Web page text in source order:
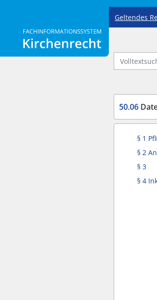
Logo Fachinformationssystem
Geltendes
50.06
§ 1
§ 2
§ 3
§ 4